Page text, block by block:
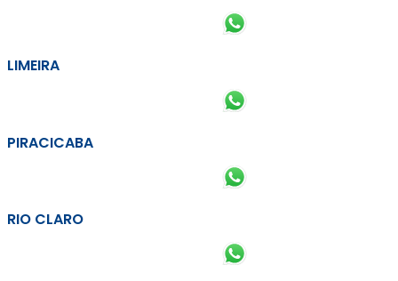
LIMEIRA
PIRACICABA
RIO CLARO